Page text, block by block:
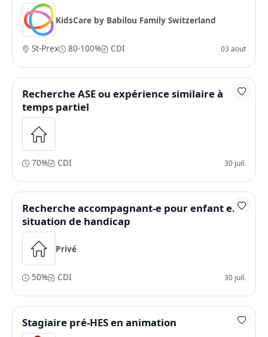
KidsCare by Babilou Family Switzerland
St-Prex 80-100% CDI 03 aout
Recherche ASE ou expérience similaire à
temps partiel
70% CDI 30 juil.
Recherche accompagnant-e pour enfant en
situation de handicap
Privé
50% CDI 30 juil.
Stagiaire pré-HES en animation